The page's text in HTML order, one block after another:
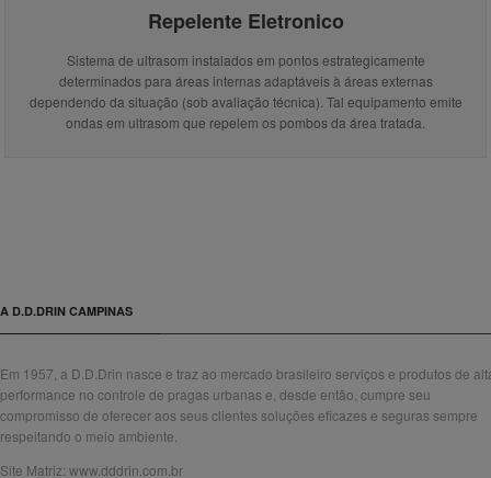
Repelente Eletronico
Sistema de ultrasom instalados em pontos estrategicamente
determinados para áreas internas adaptáveis à áreas externas
dependendo da situação (sob avaliação técnica). Tal equipamento emite
ondas em ultrasom que repelem os pombos da área tratada.
A D.D.DRIN CAMPINAS
Em 1957, a D.D.Drin nasce e traz ao mercado brasileiro serviços e produtos de
performance no controle de pragas urbanas e, desde então, cumpre seu
compromisso de oferecer aos seus clientes soluções eficazes e seguras sempre
respeitando o meio ambiente.
Site Matriz: www.dddrin.com.br